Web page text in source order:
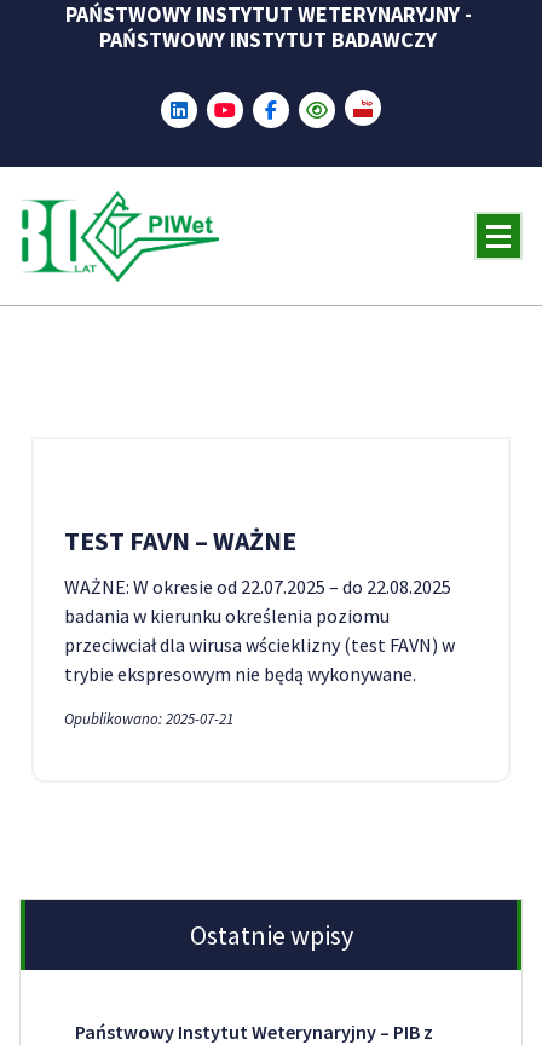
PAŃSTWOWY INSTYTUT WETERYNARYJNY -
PAŃSTWOWY INSTYTUT BADAWCZY
TEST FAVN – WAŻNE
WAŻNE: W okresie od 22.07.2025 – do 22.08.2025
badania w kierunku określenia poziomu
przeciwciał dla wirusa wścieklizny (test FAVN) w
trybie ekspresowym nie będą wykonywane.
Opublikowano: 2025-07-21
Ostatnie wpisy
Państwowy Instytut Weterynaryjny – PIB z